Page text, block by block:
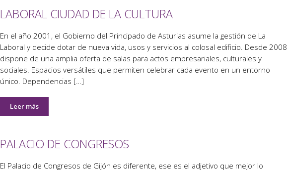
LABORAL CIUDAD DE LA CULTURA
En el año 2001, el Gobierno del Principado de Asturias asume la gestión de La
Laboral y decide dotar de nueva vida, usos y servicios al colosal edificio. Desde 2008
dispone de una amplia oferta de salas para actos empresariales, culturales y
sociales. Espacios versátiles que permiten celebrar cada evento en un entorno
único. Dependencias […]
Leer más
PALACIO DE CONGRESOS
El Palacio de Congresos de Gijón es diferente, ese es el adjetivo que mejor lo